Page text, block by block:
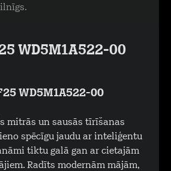
WD5M1A522-00
WD5M1A522-00
mitrās un sausās tīrīšanas
spēcīgu jaudu ar inteliģentu
tiktu galā gan ar cietajām
Radīts modernām mājām,